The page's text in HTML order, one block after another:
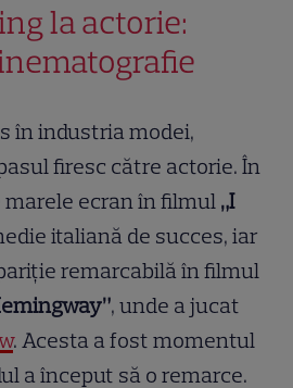
la actorie:
în industria modei,
firesc către actorie. În
marele ecran în filmul „I
italiană de succes, iar
remarcabilă în filmul
, unde a jucat
. Acesta a fost momentul
a început să o remarce.